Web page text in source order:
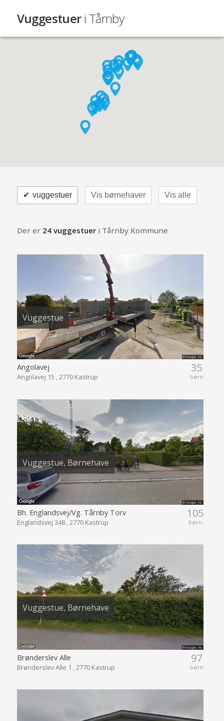
Vuggestueri Tårnby
vuggestuer
✔ Vis børnehaver Vis alle
Der er 24 vuggestueri Tårnby Kommune
Vuggestue
35
børn
Angolavej
Angolavej 15 , 2770 Kastrup
Vuggestue, Børnehave
105
børn
Bh. Englandsvej/Vg. Tårnby Torv
Englandsvej 348 , 2770 Kastrup
Vuggestue, Børnehave
97
børn
Brønderslev Alle
Brønderslev Alle 1 , 2770 Kastrup